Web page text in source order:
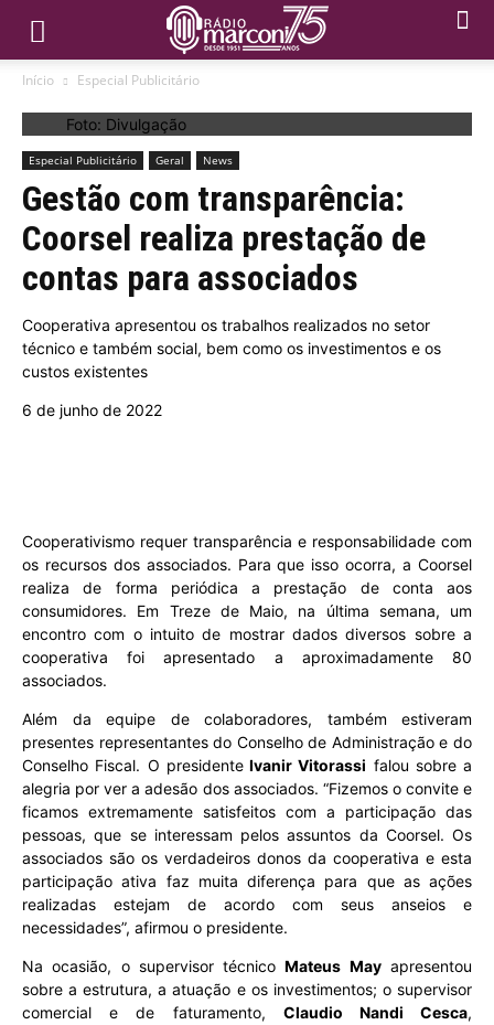
Início Especial Publicitário
Foto: Divulgação
Especial Publicitário Geral News
Gestão com transparência:
Coorsel realiza prestação de
contas para associados
Cooperativa apresentou os trabalhos realizados no setor
técnico e também social, bem como os investimentos e os
custos existentes
6 de junho de 2022
Cooperativismo requer transparência e responsabilidade com
os recursos dos associados. Para que isso ocorra, a Coorsel
realiza de forma periódica a prestação de conta aos
consumidores. Em Treze de Maio, na última semana, um
encontro com o intuito de mostrar dados diversos sobre a
cooperativa foi apresentado a aproximadamente 80
associados.
Além da equipe de colaboradores, também estiveram
presentes representantes do Conselho de Administração e do
Conselho Fiscal. O presidenteIvanir Vitorassi falou sobre a
alegria por ver a adesão dos associados. “Fizemos o convite e
ficamos extremamente satisfeitos com a participação das
pessoas, que se interessam pelos assuntos da Coorsel. Os
associados são os verdadeiros donos da cooperativa e esta
participação ativa faz muita diferença para que as ações
realizadas estejam de acordo com seus anseios e
necessidades”, afirmou o presidente.
Na ocasião, o supervisor técnicoMateus Mayapresentou
sobre a estrutura, a atuação e os investimentos; o supervisor
comercial e de faturamento, Claudio Nandi Cesca,